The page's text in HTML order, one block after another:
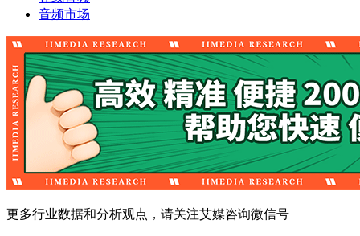
音频市场
更多行业数据和分析观点，请关注艾媒咨询微信号